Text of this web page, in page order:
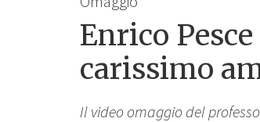
Enrico
carissimo
Il video omaggio del